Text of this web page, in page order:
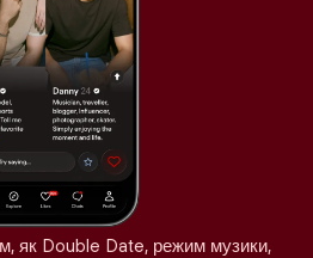
як Double Date, режим музики,